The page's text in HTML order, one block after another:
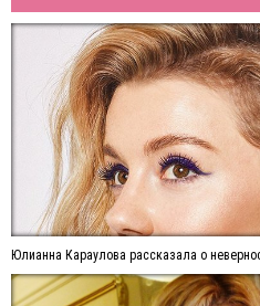
Юлианна Караулова рассказала о